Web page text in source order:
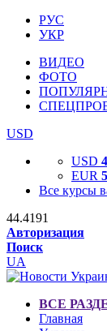
РУС
УКР
ВИДЕО
ФОТО
USD
USD
EUR
Все курсы
44.4191
Авторизация
Поиск
UA
ВСЕ
Главная